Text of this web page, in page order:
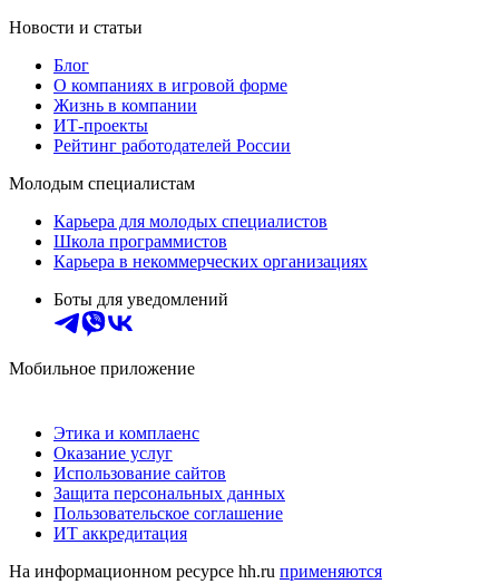
Новости и статьи
Блог
О компаниях в игровой форме
Жизнь в компании
ИТ-проекты
Рейтинг работодателей России
Молодым специалистам
Карьера для молодых специалистов
Школа программистов
Карьера в некоммерческих организациях
Боты для уведомлений
Мобильное приложение
Этика и комплаенс
Оказание услуг
Использование сайтов
Защита персональных данных
Пользовательское соглашение
ИТ аккредитация
На информационном ресурсе hh.ru применяются